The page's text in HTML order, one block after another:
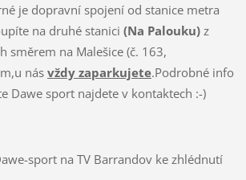
je dopravní spojení od stanice metra
na druhé stanici (Na Palouku)z
směrem na Malešice (č. 163,
nás vždy zaparkujete.Podrobné info
Dawe sport najdete v kontaktech :-)
sport na TV Barrandov ke zhlédnutí